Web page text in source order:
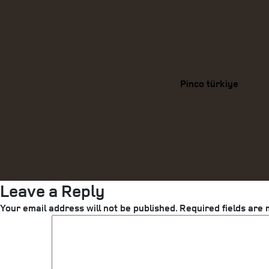
Pinco türkiye
Leave a Reply
Your email address will not be published. Required fields are